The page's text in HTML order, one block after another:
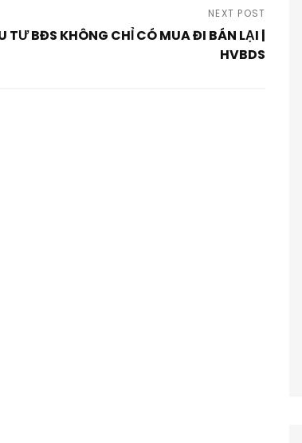
NEXT POST
TƯ BĐS KHÔNG CHỈ CÓ MUA ĐI BÁN LẠI |
HVBDS